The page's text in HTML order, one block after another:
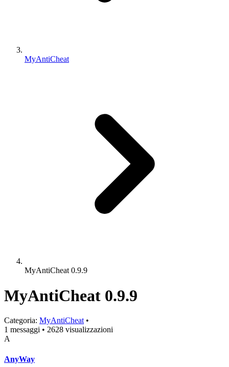
MyAntiCheat
MyAntiCheat 0.9.9
MyAntiCheat 0.9.9
Categoria: MyAntiCheat •
1 messaggi • 2628 visualizzazioni
A
AnyWay